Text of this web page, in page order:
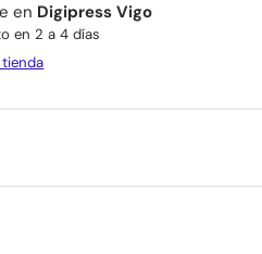
en Digipress Vigo
en 2 a 4 días